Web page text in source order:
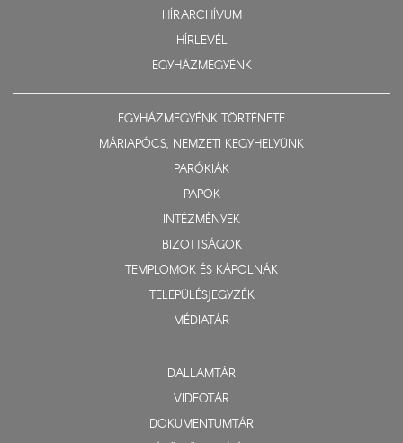
HÍRARCHÍVUM
HÍRLEVÉL
EGYHÁZMEGYÉNK
EGYHÁZMEGYÉNK TÖRTÉNETE
MÁRIAPÓCS, NEMZETI KEGYHELYÜNK
PARÓKIÁK
PAPOK
INTÉZMÉNYEK
BIZOTTSÁGOK
TEMPLOMOK ÉS KÁPOLNÁK
TELEPÜLÉSJEGYZÉK
MÉDIATÁR
DALLAMTÁR
VIDEOTÁR
DOKUMENTUMTÁR